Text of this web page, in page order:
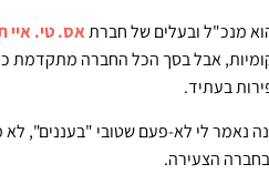
מנכ"ל ובעלים של חברתאס. טי. איי
אבל בסך הכל החברה
בעתיד.
נאמר לי לא-פעם שטובי "בעננים", לא
הצעירה.